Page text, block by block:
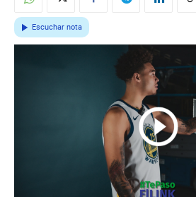
Escuchar nota